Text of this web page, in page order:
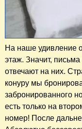
На наше удивление
этаж. Значит, письма
отвечают на них.
конуру мы
забронированного
есть только на
номер! После